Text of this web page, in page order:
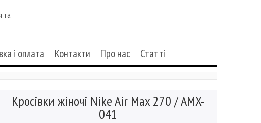
та
і оплата Контакти Про нас Статті
Кросівки жіночі Nike Air Max 270 / AMX-
041